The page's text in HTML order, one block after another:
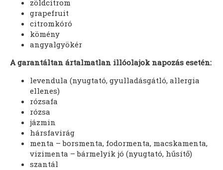
zöldcitrom
grapefruit
citromkóró
kömény
angyalgyökér
A garantáltan ártalmatlan illóolajok napozás esetén:
levendula (nyugtató, gyulladásgátló, allergia
ellenes)
rózsafa
rózsa
jázmin
hársfavirág
menta – borsmenta, fodormenta, macskamenta,
vizimenta – bármelyik jó (nyugtató, hűsítő)
szantál